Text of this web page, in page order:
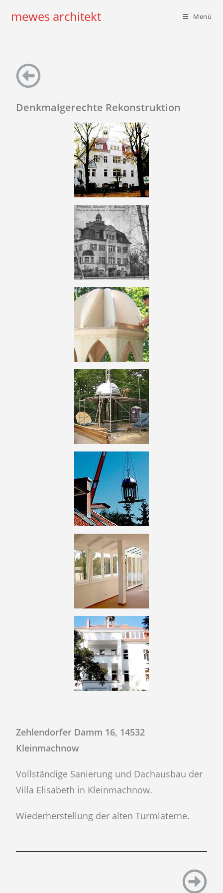
mewes architekt Menü
Denkmalgerechte Rekonstruktion
Zehlendorfer Damm 16, 14532
Kleinmachnow
Vollständige Sanierung und Dachausbau der
Villa Elisabeth in Kleinmachnow.
Wiederherstellung der alten Turmlaterne.